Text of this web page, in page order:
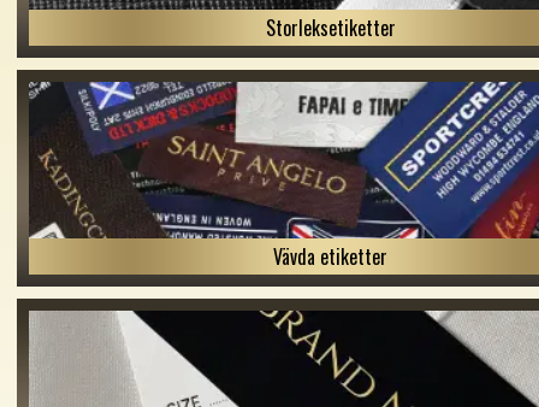
Storleksetiketter
Vävda etiketter